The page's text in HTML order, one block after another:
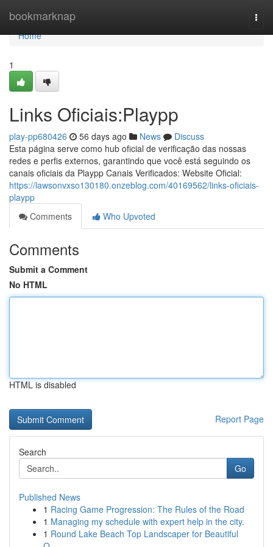
bookmarknap
Home
Home
1
Links Oficiais:Playpp
play-pp680426 56 days ago News
Discuss
Esta página serve como hub oficial de verificação das nossas
redes e perfis externos, garantindo que você está seguindo os
canais oficiais da Playpp Canais Verificados: Website Oficial:
https://lawsonvxso130180.onzeblog.com/40169562/links-oficiais-
playpp
Comments
Who Upvoted
Comments
Submit a Comment
No HTML
HTML is disabled
Report Page
Search
Go
Published News
1 Racing Game Progression: The Rules of the Road
1 Managing my schedule with expert help in the city.
1 Round Lake Beach Top Landscaper for Beautiful